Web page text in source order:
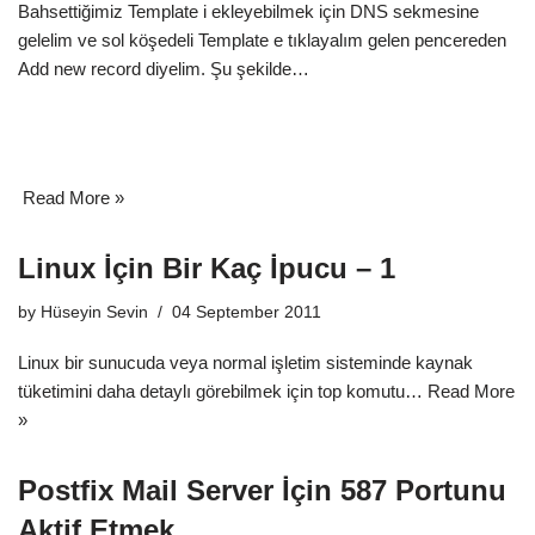
Bahsettiğimiz Template i ekleyebilmek için DNS sekmesine
gelelim ve sol köşedeli Template e tıklayalım gelen pencereden
Add new record diyelim. Şu şekilde…
Read More »
Linux İçin Bir Kaç İpucu – 1
by Hüseyin Sevin 04 September 2011
Linux bir sunucuda veya normal işletim sisteminde kaynak
tüketimini daha detaylı görebilmek için top komutu… Read More
»
Postfix Mail Server İçin 587 Portunu